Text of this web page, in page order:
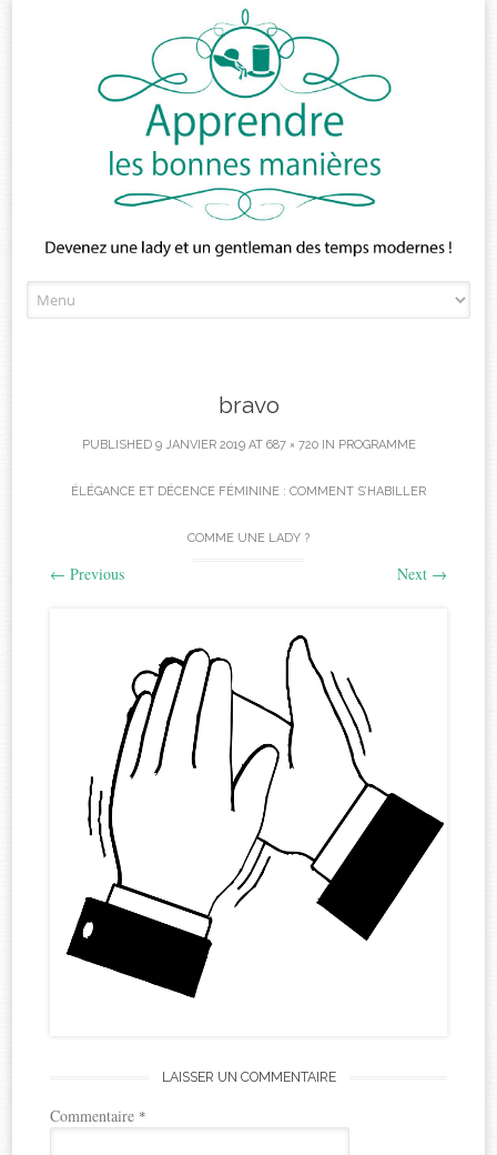
to
bravo
PUBLISHED 9 JANVIER 2019AT 687 × 720IN PROGRAMME
ÉLÉGANCE ET DÉCENCE FÉMININE : COMMENT S’HABILLER
COMME UNE LADY ?
← Previous Next →
LAISSER UN COMMENTAIRE
Commentaire *